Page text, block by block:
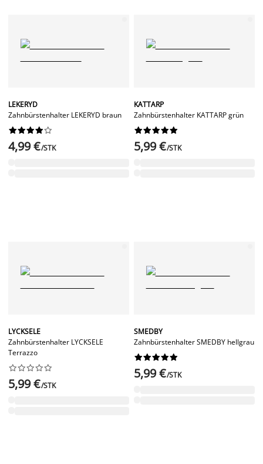
LEKERYD
Zahnbürstenhalter LEKERYD braun






4,99 €/STK
KATTARP
Zahnbürstenhalter KATTARP grün






5,99 €/STK
LYCKSELE
Zahnbürstenhalter LYCKSELE
Terrazzo






5,99 €/STK
SMEDBY
Zahnbürstenhalter SMEDBY hellgrau






5,99 €/STK